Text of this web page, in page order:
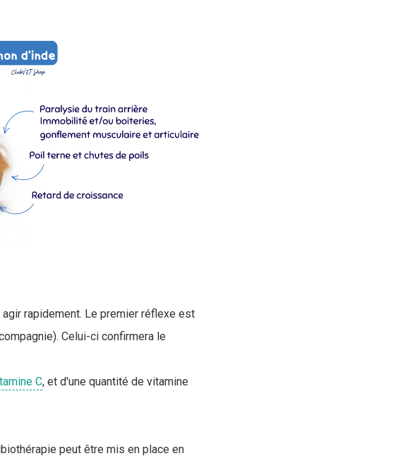
rapidement. Le premier réflexe est
Celui-ci confirmera le
C, et d'une quantité de vitamine
peut être mis en place en